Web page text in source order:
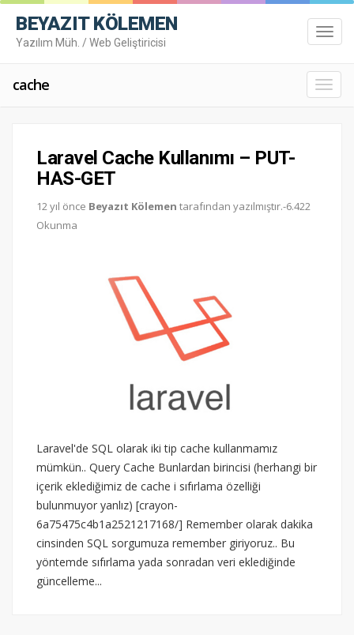
BEYAZIT KÖLEMEN
Yazılım Müh. / Web Geliştiricisi
cache
Laravel Cache Kullanımı – PUT-
HAS-GET
12 yıl önce Beyazıt Kölemen tarafından yazılmıştır.-6.422
Okunma
Laravel'de SQL olarak iki tip cache kullanmamız
mümkün.. Query Cache Bunlardan birincisi (herhangi bir
içerik eklediğimiz de cache i sıfırlama özelliği
bulunmuyor yanlız) [crayon-
6a75475c4b1a2521217168/] Remember olarak dakika
cinsinden SQL sorgumuza remember giriyoruz.. Bu
yöntemde sıfırlama yada sonradan veri eklediğinde
güncelleme...